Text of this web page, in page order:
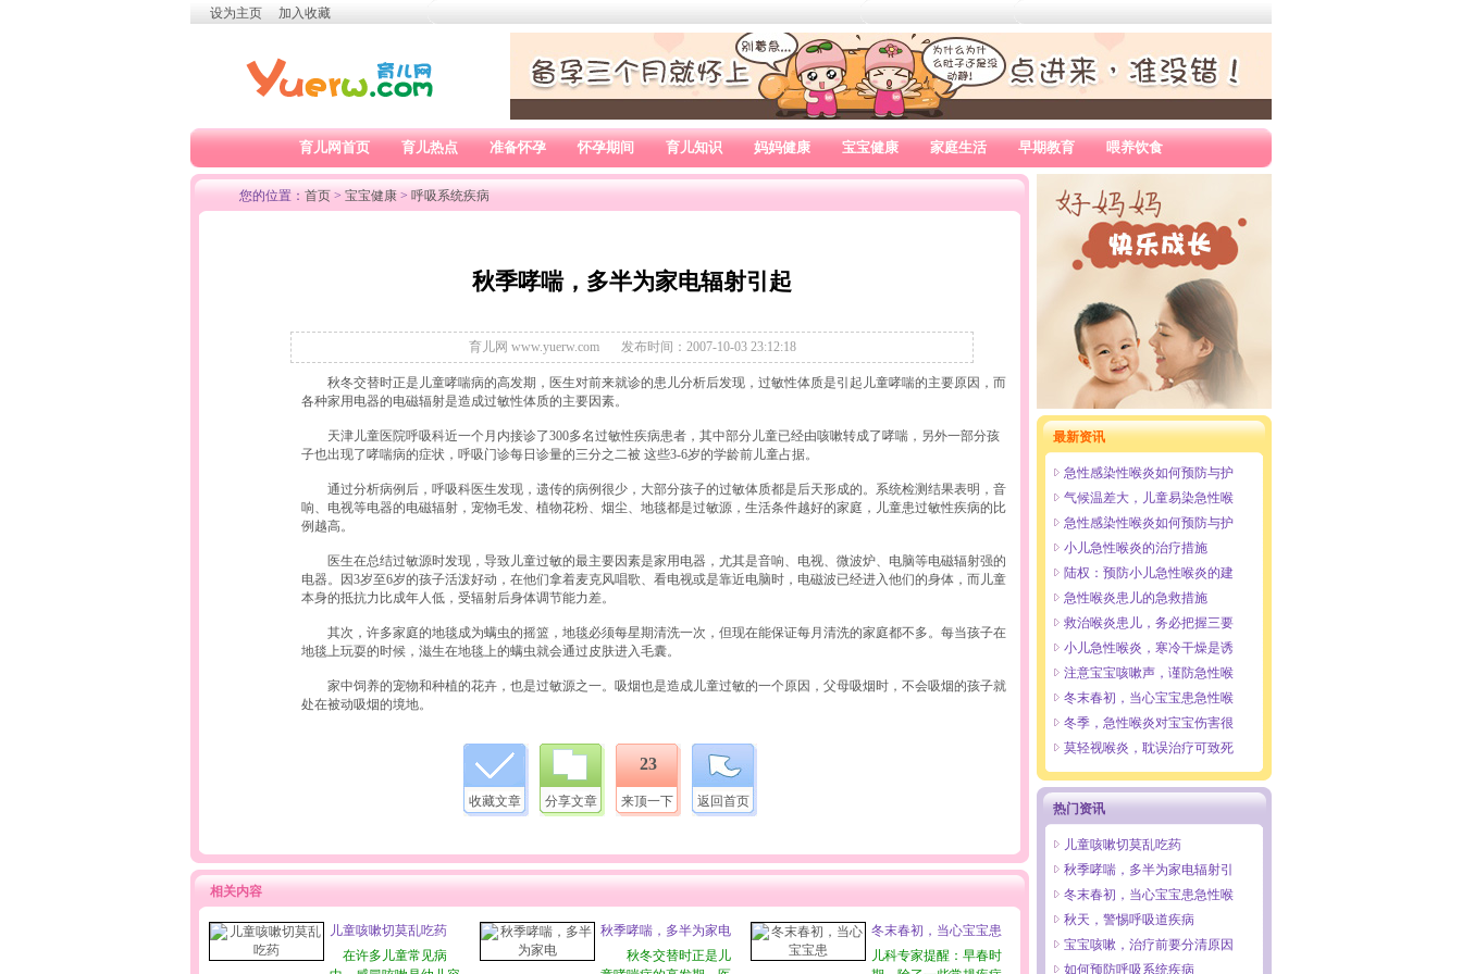
设为主页 加入收藏
育儿网首页 育儿热点 准备怀孕 怀孕期间 育儿知识 妈妈健康 宝宝健康 家庭生活 早期教育 喂养饮食
最新资讯
急性感染性喉炎如何预防与护
气候温差大，儿童易染急性喉
急性感染性喉炎如何预防与护
小儿急性喉炎的治疗措施
陆权：预防小儿急性喉炎的建
急性喉炎患儿的急救措施
救治喉炎患儿，务必把握三要
小儿急性喉炎，寒冷干燥是诱
注意宝宝咳嗽声，谨防急性喉
冬末春初，当心宝宝患急性喉
冬季，急性喉炎对宝宝伤害很
莫轻视喉炎，耽误治疗可致死
热门资讯
儿童咳嗽切莫乱吃药
秋季哮喘，多半为家电辐射引
冬末春初，当心宝宝患急性喉
秋天，警惕呼吸道疾病
宝宝咳嗽，治疗前要分清原因
如何预防呼吸系统疾病
您的位置： 首页 > 宝宝健康 > 呼吸系统疾病
秋季哮喘，多半为家电辐射引起
育儿网 www.yuerw.com 发布时间：2007-10-03 23:12:18
秋冬交替时正是儿童哮喘病的高发期，医生对前来就诊的患儿分析后发现，过敏性体质是引起儿童哮喘的主要原因，而
各种家用电器的电磁辐射是造成过敏性体质的主要因素。
天津儿童医院呼吸科近一个月内接诊了300多名过敏性疾病患者，其中部分儿童已经由咳嗽转成了哮喘，另外一部分孩
子也出现了哮喘病的症状，呼吸门诊每日诊量的三分之二被 这些3-6岁的学龄前儿童占据。
通过分析病例后，呼吸科医生发现，遗传的病例很少，大部分孩子的过敏体质都是后天形成的。系统检测结果表明，音
响、电视等电器的电磁辐射，宠物毛发、植物花粉、烟尘、地毯都是过敏源，生活条件越好的家庭，儿童患过敏性疾病的比
例越高。
医生在总结过敏源时发现，导致儿童过敏的最主要因素是家用电器，尤其是音响、电视、微波炉、电脑等电磁辐射强的
电器。因3岁至6岁的孩子活泼好动，在他们拿着麦克风唱歌、看电视或是靠近电脑时，电磁波已经进入他们的身体，而儿童
本身的抵抗力比成年人低，受辐射后身体调节能力差。
其次，许多家庭的地毯成为螨虫的摇篮，地毯必须每星期清洗一次，但现在能保证每月清洗的家庭都不多。每当孩子在
地毯上玩耍的时候，滋生在地毯上的螨虫就会通过皮肤进入毛囊。
家中饲养的宠物和种植的花卉，也是过敏源之一。吸烟也是造成儿童过敏的一个原因，父母吸烟时，不会吸烟的孩子就
处在被动吸烟的境地。
收藏文章 分享文章
23
来顶一下 返回首页
相关内容
儿童咳嗽切莫乱吃药
在许多儿童常见病
秋季哮喘，多半为家电
秋冬交替时正是儿
冬末春初，当心宝宝患
儿科专家提醒：早春时